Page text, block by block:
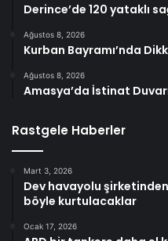
Derince’de 120 yataklı
Ağustos 8, 2026
Kurban Bayramı’nda
Ağustos 8, 2026
Amasya’da İstinat
Rastgele Haberler
Mart 3, 2026
Dev havayolu
böyle kurtulacaklar
Ocak 17, 2026